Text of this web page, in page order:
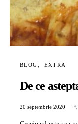
BLOG EXTRA
De ce
20 septembrie 2020